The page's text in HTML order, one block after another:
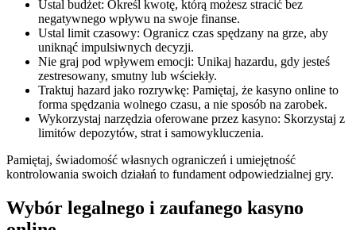
Ustal budżet: Określ kwotę, którą możesz stracić bez
negatywnego wpływu na swoje finanse.
Ustal limit czasowy: Ogranicz czas spędzany na grze, aby
uniknąć impulsiwnych decyzji.
Nie graj pod wpływem emocji: Unikaj hazardu, gdy jesteś
zestresowany, smutny lub wściekły.
Traktuj hazard jako rozrywkę: Pamiętaj, że kasyno online to
forma spędzania wolnego czasu, a nie sposób na zarobek.
Wykorzystaj narzędzia oferowane przez kasyno: Skorzystaj z
limitów depozytów, strat i samowykluczenia.
Pamiętaj, świadomość własnych ograniczeń i umiejętność
kontrolowania swoich działań to fundament odpowiedzialnej gry.
Wybór legalnego i zaufanego kasyno